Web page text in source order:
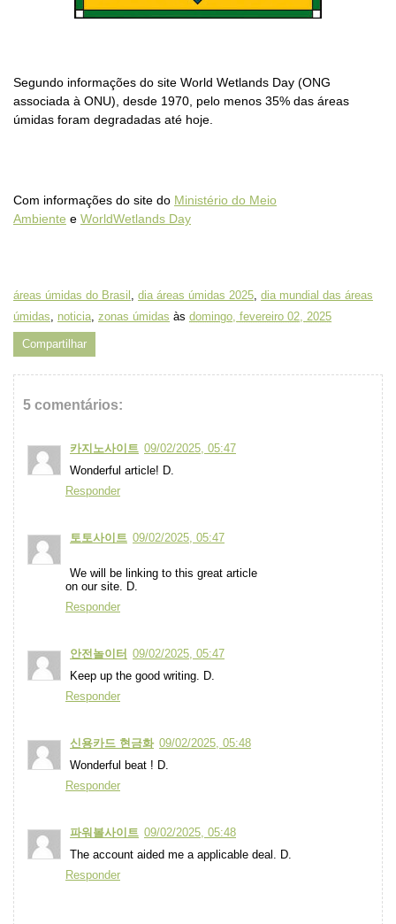
Segundo informações do site World Wetlands Day (ONG
associada à ONU), desde 1970, pelo menos 35% das áreas
úmidas foram degradadas até hoje.
Com informações do site do Ministério do Meio
Ambiente e WorldWetlands Day
áreas úmidas do Brasil dia áreas úmidas 2025 dia mundial das áreas
úmidas
noticia zonas úmidas às domingo, fevereiro 02, 2025
Compartilhar
5 comentários:
카지노사이트 09/02/2025, 05:47
Wonderful article! D.
Responder
토토사이트 09/02/2025, 05:47
We will be linking to this great article
on our site. D.
Responder
안전놀이터 09/02/2025, 05:47
Keep up the good writing. D.
Responder
신용카드 현금화 09/02/2025, 05:48
Wonderful beat ! D.
Responder
파워볼사이트 09/02/2025, 05:48
The account aided me a applicable deal. D.
Responder